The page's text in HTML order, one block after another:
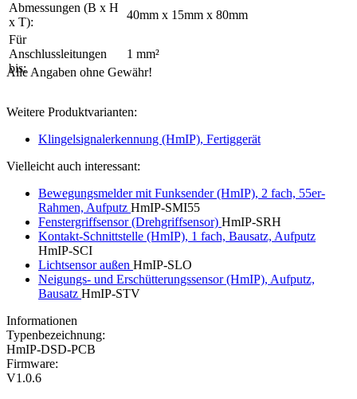
Abmessungen (B x H
x T):
40mm x 15mm x 80mm
Für
Anschlussleitungen
bis:
1 mm²
Alle Angaben ohne Gewähr!
Weitere Produktvarianten:
Klingelsignalerkennung (HmIP), Fertiggerät
Vielleicht auch interessant:
Bewegungsmelder mit Funksender (HmIP), 2 fach, 55er-
Rahmen, Aufputz HmIP-SMI55
Fenstergriffsensor (Drehgriffsensor) HmIP-SRH
Kontakt-Schnittstelle (HmIP), 1 fach, Bausatz, Aufputz
HmIP-SCI
Lichtsensor außen HmIP-SLO
Neigungs- und Erschütterungssensor (HmIP), Aufputz,
Bausatz HmIP-STV
Informationen
Typenbezeichnung:
HmIP-DSD-PCB
Firmware:
V1.0.6